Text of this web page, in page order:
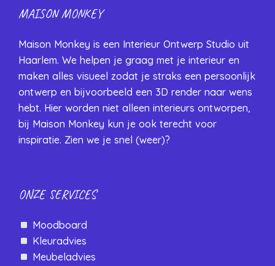
MAISON MONKEY
Maison Monkey is een Interieur Ontwerp Studio uit
Haarlem. We helpen je graag met je interieur en
maken alles visueel zodat je straks een persoonlijk
ontwerp en bijvoorbeeld een 3D render naar wens
hebt. Hier worden niet alleen interieurs ontworpen,
bij Maison Monkey kun je ook terecht voor
inspiratie. Zien we je snel (weer)?
ONZE SERVICES
Moodboard
Kleuradvies
Meubeladvies